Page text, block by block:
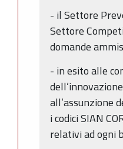
- il Settore
Settore
domande
- in esito alle
all’assunzione
i codici SIAN
relativi ad ogni